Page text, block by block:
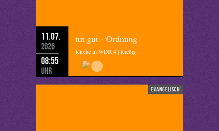
11.07.
2026
08:55
Uhr
tut gut - Ordnung
Kirche in WDR 4 | Kießig
evangelisch